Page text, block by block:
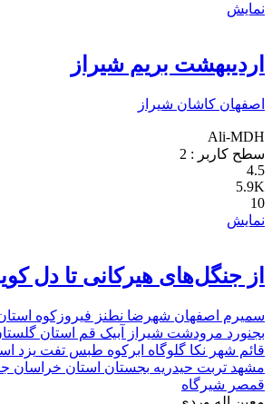
نمایش
اردیبهشت بریم شیراز
اصفهان کاشان شیراز
Ali-MDH
سطح کاربر : 2
4.5
5.9K
10
نمایش
از جنگل‌های هیرکانی تا دل
سمیرم اصفهان شهرضا نطنز فیروزکوه
بجنورد مرودشت شیراز آبیک قم استان
قائم شهر نکا گلوگاه ابرکوه طبس تفت یزد
مشهد تربت حیدریه بجستان استان خراسان
قمصر شیرگاه